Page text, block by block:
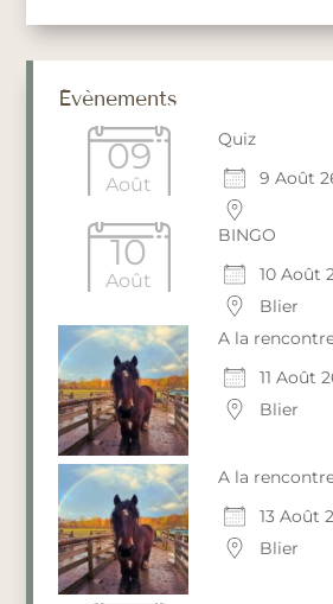
Évènements
09
Août
Quiz
9 Août
10
Août
BINGO
10 Août
Blier
A la
11 Août
Blier
A la
13 Août
Blier